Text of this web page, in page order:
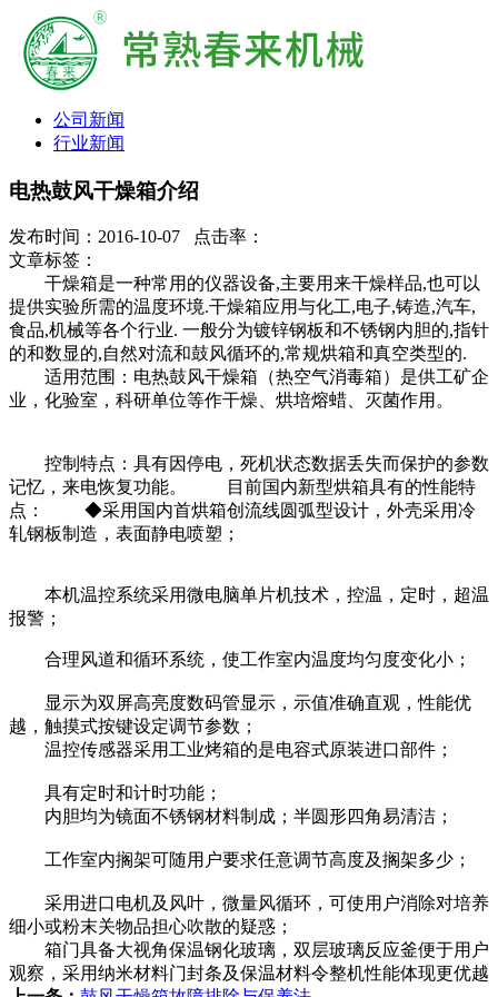
公司新闻
行业新闻
电热鼓风干燥箱介绍
发布时间：2016-10-07 点击率：
文章标签：
干燥箱是一种常用的仪器设备,主要用来干燥样品,也可以
提供实验所需的温度环境.干燥箱应用与化工,电子,铸造,汽车,
食品,机械等各个行业. 一般分为镀锌钢板和不锈钢内胆的,指针
的和数显的,自然对流和鼓风循环的,常规烘箱和真空类型的.
适用范围：电热鼓风干燥箱（热空气消毒箱）是供工矿企
业，化验室，科研单位等作干燥、烘培熔蜡、灭菌作用。
控制特点：具有因停电，死机状态数据丢失而保护的参数
记忆，来电恢复功能。 目前国内新型烘箱具有的性能特
点： ◆采用国内首烘箱创流线圆弧型设计，外壳采用冷
轧钢板制造，表面静电喷塑；
本机温控系统采用微电脑单片机技术，控温，定时，超温
报警；
合理风道和循环系统，使工作室内温度均匀度变化小；
显示为双屏高亮度数码管显示，示值准确直观，性能优
越，触摸式按键设定调节参数；
温控传感器采用工业烤箱的是电容式原装进口部件；
具有定时和计时功能；
内胆均为镜面不锈钢材料制成；半圆形四角易清洁；
工作室内搁架可随用户要求任意调节高度及搁架多少；
采用进口电机及风叶，微量风循环，可使用户消除对培养
细小或粉末关物品担心吹散的疑惑；
箱门具备大视角保温钢化玻璃，双层玻璃反应釜便于用户
观察，采用纳米材料门封条及保温材料令整机性能体现更优越